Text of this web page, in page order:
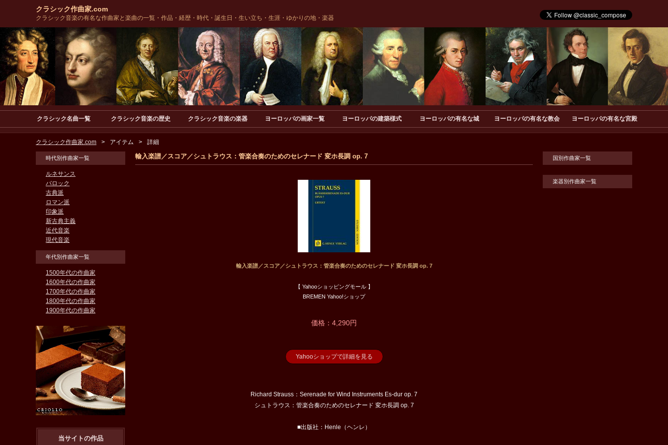
クラシック作曲家.com
クラシック音楽の有名な作曲家と楽曲の一覧・作品・経歴・時代・誕生日・生い立ち・生涯・ゆかりの地・楽器
クラシック名曲一覧 クラシック音楽の歴史 クラシック音楽の楽器 ヨーロッパの画家一覧 ヨーロッパの建築様式 ヨーロッパの有名な城 ヨーロッパの有名な教会 ヨーロッパの有名な宮殿
クラシック作曲家.com アイテム 詳細
輸入楽譜／スコア／シュトラウス：管楽合奏のためのセレナード 変ホ長調 op. 7
輸入楽譜／スコア／シュトラウス：管楽合奏のためのセレナード 変ホ長調 op. 7
【 Yahooショッピングモール 】
BREMEN Yahoo!ショップ
価格：4,290円
Yahooショップで詳細を見る
Richard Strauss：Serenade for Wind Instruments Es-dur op. 7
シュトラウス：管楽合奏のためのセレナード 変ホ長調 op. 7
■出版社：Henle（ヘンレ）
時代別作曲家一覧
ルネサンス
バロック
古典派
ロマン派
印象派
新古典主義
近代音楽
現代音楽
年代別作曲家一覧
1500年代の作曲家
1600年代の作曲家
1700年代の作曲家
1800年代の作曲家
1900年代の作曲家
当サイトの作品
国別作曲家一覧
楽器別作曲家一覧